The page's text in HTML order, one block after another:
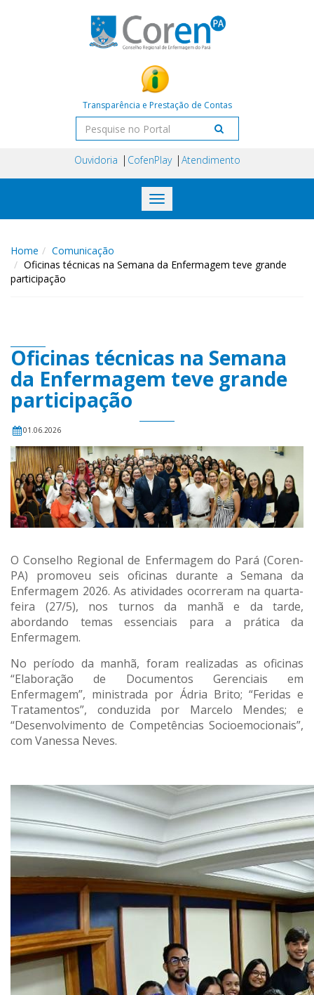
Transparência e Prestação de Contas
Ouvidoria CofenPlay Atendimento
Toggle
navigation
Home
Comunicação
Oficinas técnicas na Semana da Enfermagem teve grande
participação
Oficinas técnicas na Semana
da Enfermagem teve grande
participação
01.06.2026
O Conselho Regional de Enfermagem do Pará (Coren-
PA) promoveu seis oficinas durante a Semana da
Enfermagem 2026. As atividades ocorreram na quarta-
feira (27/5), nos turnos da manhã e da tarde,
abordando temas essenciais para a prática da
Enfermagem.
No período da manhã, foram realizadas as oficinas
“Elaboração de Documentos Gerenciais em
Enfermagem”, ministrada por Ádria Brito; “Feridas e
Tratamentos”, conduzida por Marcelo Mendes; e
“Desenvolvimento de Competências Socioemocionais”,
com Vanessa Neves.